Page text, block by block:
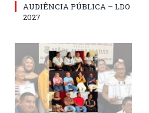
AUDIÊNCIA PÚBLICA – LDO
2027